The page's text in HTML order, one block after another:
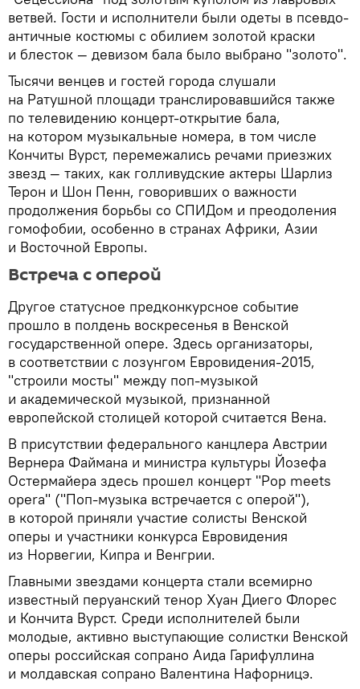
ветвей. Гости и исполнители были одеты в псевдо-
античные костюмы с обилием золотой краски
и блесток — девизом бала было выбрано "золото".
Тысячи венцев и гостей города слушали
на Ратушной площади транслировавшийся также
по телевидению концерт-открытие бала,
на котором музыкальные номера, в том числе
Кончиты Вурст, перемежались речами приезжих
звезд — таких, как голливудские актеры Шарлиз
Терон и Шон Пенн, говоривших о важности
продолжения борьбы со СПИДом и преодоления
гомофобии, особенно в странах Африки, Азии
и Восточной Европы.
Встреча с оперой
Другое статусное предконкурсное событие
прошло в полдень воскресенья в Венской
государственной опере. Здесь организаторы,
в соответствии с лозунгом Евровидения-2015,
"строили мосты" между поп-музыкой
и академической музыкой, признанной
европейской столицей которой считается Вена.
В присутствии федерального канцлера Австрии
Вернера Файмана и министра культуры Йозефа
Остермайера здесь прошел концерт "Pop meets
opera" ("Поп-музыка встречается с оперой"),
в которой приняли участие солисты Венской
оперы и участники конкурса Евровидения
из Норвегии, Кипра и Венгрии.
Главными звездами концерта стали всемирно
известный перуанский тенор Хуан Диего Флорес
и Кончита Вурст. Среди исполнителей были
молодые, активно выступающие солистки Венской
оперы российская сопрано Аида Гарифуллина
и молдавская сопрано Валентина Нафорницэ.